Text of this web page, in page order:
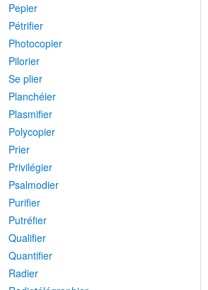
Pepier
Pétrifier
Photocopier
Pilorier
Se plier
Planchéier
Plasmifier
Polycopier
Prier
Privilégier
Psalmodier
Purifier
Putréfier
Qualifier
Quantifier
Radier